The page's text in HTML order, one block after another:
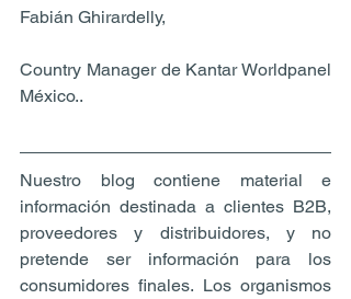
Fabián Ghirardelly,
Country Manager de Kantar Worldpanel
México..
Nuestro blog contiene material e
información destinada a clientes B2B,
proveedores y distribuidores, y no
pretende ser información para los
consumidores finales. Los organismos